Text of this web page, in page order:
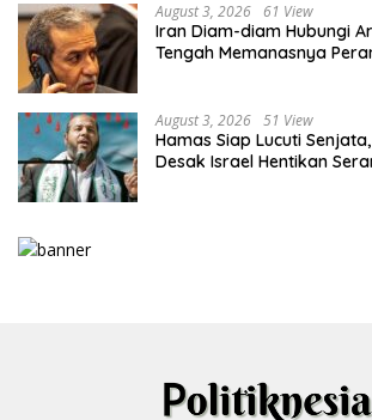
August 3, 2026 61 View
Iran Diam-diam Hubungi
Tengah Memanasnya
August 3, 2026 51 View
Hamas Siap Lucuti
Desak Israel Hentikan